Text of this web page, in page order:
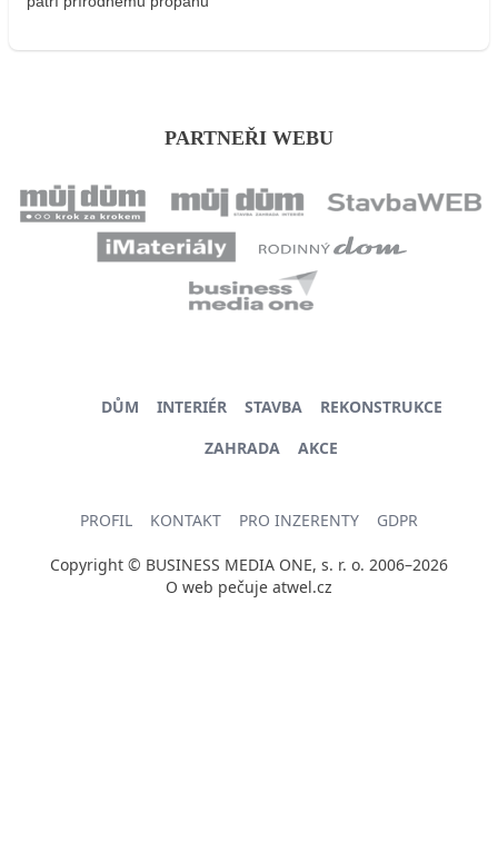
PARTNEŘI WEBU
DŮM INTERIÉR STAVBA
REKONSTRUKCE
ZAHRADA
AKCE
PROFIL KONTAKT PRO INZERENTY GDPR
Copyright © BUSINESS MEDIA ONE, s. r. o. 2006–2026